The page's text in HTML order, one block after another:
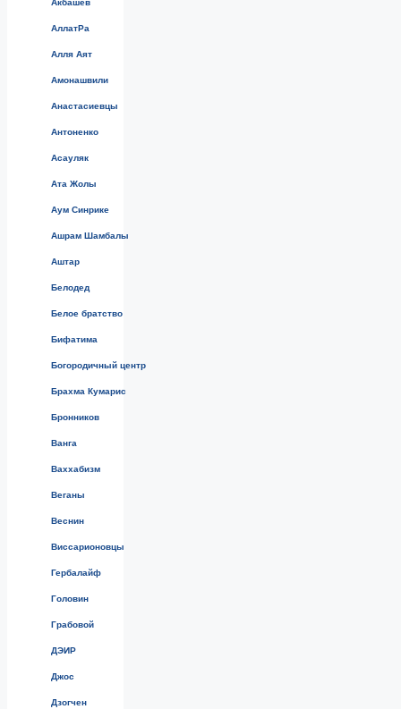
Акбашев
АллатРа
Алля Аят
Амонашвили
Анастасиевцы
Антоненко
Асауляк
Ата Жолы
Аум Синрике
Ашрам Шамбалы
Аштар
Белодед
Белое братство
Бифатима
Богородичный центр
Брахма Кумарис
Бронников
Ванга
Ваххабизм
Веганы
Веснин
Виссарионовцы
Гербалайф
Головин
Грабовой
ДЭИР
Джос
Дзогчен